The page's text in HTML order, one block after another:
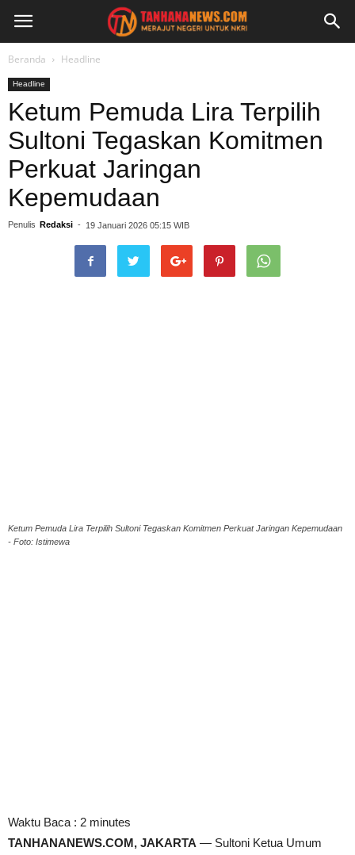
Beranda Headline
Headline
Ketum Pemuda Lira Terpilih
Sultoni Tegaskan Komitmen
Perkuat Jaringan
Kepemudaan
Penulis Redaksi - 19 Januari 2026 05:15 WIB
Ketum Pemuda Lira Terpilih Sultoni Tegaskan Komitmen Perkuat Jaringan Kepemudaan
- Foto: Istimewa
Waktu Baca : 2 minutes
TANHANANEWS.COM, JAKARTA — Sultoni Ketua Umum